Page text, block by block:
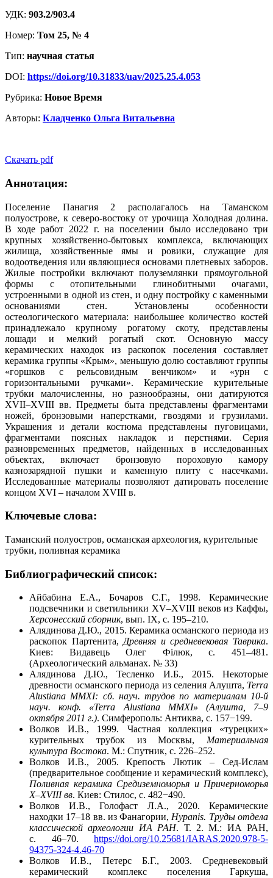
УДК: 903.2/903.4
Номер: Том 25, № 4
Тип: научная статья
DOI: https://doi.org/10.31833/uav/2025.25.4.053
Рубрика: Новое Время
Авторы: Кладченко Ольга Витальевна
Скачать pdf
Аннотация:
Поселение Панагия 2 располагалось на Таманском
полуострове, к северо-востоку от урочища Холодная долина.
В ходе работ 2022 г. на поселении было исследовано три
крупных хозяйственно-бытовых комплекса, включающих
жилища, хозяйственные ямы и ровики, служащие для
водоотведения или являющиеся основами плетневых заборов.
Жилые постройки включают полуземлянки прямоугольной
формы с отопительными глинобитными очагами,
устроенными в одной из стен, и одну постройку с каменными
основаниями стен. Установлены особенности
остеологического материала: наибольшее количество костей
принадлежало крупному рогатому скоту, представлены
лошади и мелкий рогатый скот. Основную массу
керамических находок из раскопок поселения составляет
керамика группы «Крым», меньшую долю составляют группы
«горшков с рельсовидным венчиком» и «урн с
горизонтальными ручками». Керамические курительные
трубки малочисленны, но разнообразны, они датируются
XVII–XVIII вв. Предметы быта представлены фрагментами
ножей, бронзовыми наперстками, гвоздями и грузилами.
Украшения и детали костюма представлены пуговицами,
фрагментами поясных накладок и перстнями. Серия
разновременных предметов, найденных в исследованных
объектах, включает бронзовую пороховую камору
казнозарядной пушки и каменную плиту с насечками.
Исследованные материалы позволяют датировать поселение
концом XVI – началом XVIII в.
Ключевые слова:
Таманский полуостров, османская археология, курительные
трубки, поливная керамика
Библиографический список:
Айбабина Е.А., Бочаров С.Г., 1998. Керамические
подсвечники и светильники XV–XVIII веков из Каффы,
Херсонесский сборник, вып. IX, с. 195–210.
Алядинова Д.Ю., 2015. Керамика османского периода из
раскопок Партенита,Древняя и средневековая Таврика.
Киев: Видавець Олег Філюк, с. 451–481.
(Археологический альманах. № 33)
Алядинова Д.Ю., Тесленко И.Б., 2015. Некоторые
древности османского периода из селения Алушта, Terra
Alustiana MMXI: сб. науч. трудов по материалам 10-й
науч. конф. «Terra Alustiana MMXI» (Алушта, 7–9
октября 2011 г.). Симферополь: Антиква, с. 157−199.
Волков И.В., 1999. Частная коллекция «турецких»
курительных трубок из Москвы, Материальная
культура Востока. М.: Спутник, с. 226–252.
Волков И.В., 2005. Крепость Лютик – Сед-Ислам
(предварительное сообщение и керамический комплекс),
Поливная керамика Средиземноморья и Причерноморья
X–XVIII вв. Киев: Стилос, с. 482−490.
Волков И.В., Голофаст Л.А., 2020. Керамические
находки 17–18 вв. из Фанагории,Hypanis. Труды отдела
классической археологии ИА РАН. Т. 2. М.: ИА РАН,
с. 46–70. https://doi.org/10.25681/IARAS.2020.978-5-
94375-324-4.46-70
Волков И.В., Петерс Б.Г., 2003. Средневековый
керамический комплекс поселения Гаркуша,